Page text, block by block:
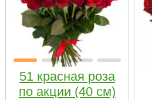
51 красная роза
по акции (40 см)